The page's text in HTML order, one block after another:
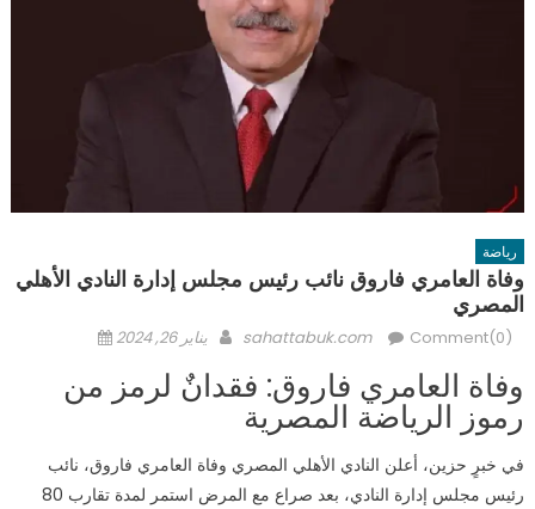
رياضة
وفاة العامري فاروق نائب رئيس مجلس إدارة النادي الأهلي
المصري
Posted
يناير 26, 2024Author sahattabuk.com Comment(0)
وفاة العامري فاروق: فقدانٌ لرمز من
رموز الرياضة المصرية
في خبرٍ حزين، أعلن النادي الأهلي المصري وفاة العامري فاروق، نائب
رئيس مجلس إدارة النادي، بعد صراع مع المرض استمر لمدة تقارب 80